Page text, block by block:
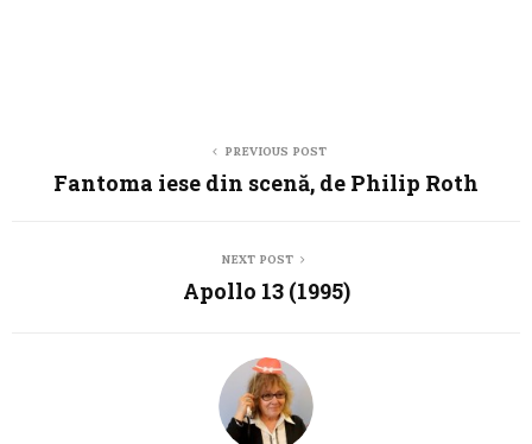
PREVIOUS POST
Fantoma iese din scenă, de Philip Roth
NEXT POST
Apollo 13 (1995)